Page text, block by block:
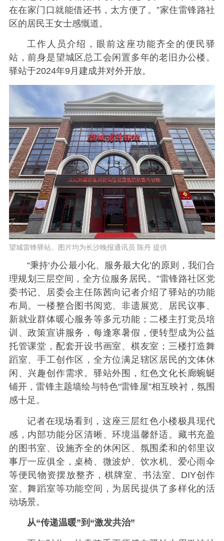
在在家门口就能借还书，太方便了。”家住雷锋路社
区的居民王女士感慨道。
工作人员介绍，眼前这座功能齐全的便民驿
站，前身是望城区总工会闲置多年的老旧办公楼。
驿站于2024年9月建成并对外开放。
望城雷锋驿站。图片均为长沙晚报通讯员 陈丹 提供
“秉持‘办公最小化、服务最大化’的原则，我们合
理规划三层空间，全方位服务居民。”雷锋路社区党
委书记、居委会主任陈茜向记者介绍了驿站的功能
布局。一楼整合图书阅览、非遗展览、居民议事、
新就业群体暖心服务等多元功能；二楼主打党员培
训、政策宣讲服务，每逢寒暑假，便转型成为公益
托管课堂，配套开设书画室、棋友室；三楼打造舞
蹈室、手工创作区，全方位满足辖区居民的文体休
闲、兴趣创作需求。驿站外围，红色文化长廊蜿蜒
铺开，雷锋主题墙绘与特色“雷锋屋”相互映衬，氛围
感十足。
记者在现场看到，这座三层红色小楼极具现代
感，内部功能分区清晰、环境温馨舒适。藏书充盈
的图书室、设施齐全的休闲区、氛围柔和的邻里议
事厅一应俱全，桌椅、微波炉、饮水机、爱心雨伞
等便民物资摆放整齐，棋牌室、书法室、DIY创作
室、舞蹈室等功能空间，为居民提供了多样化的活
动场景。
从“传递温暖”到“激发共治”